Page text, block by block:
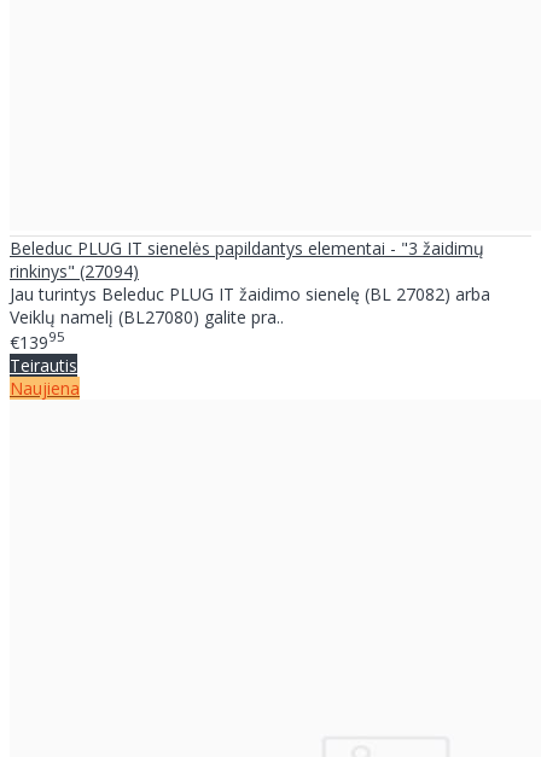
Beleduc PLUG IT sienelės papildantys elementai - "3 žaidimų
rinkinys" (27094)
Jau turintys Beleduc PLUG IT žaidimo sienelę (BL 27082) arba
Veiklų namelį (BL27080) galite pra..
€13995
Teirautis
Naujiena